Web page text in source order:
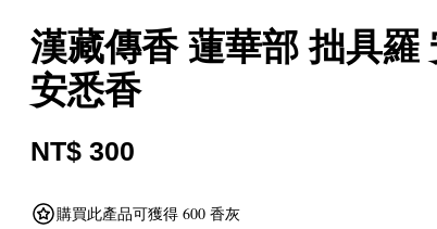
漢藏傳香 蓮華部 拙具羅
安悉香
NT$ 300
購買此產品可獲得 600 香灰